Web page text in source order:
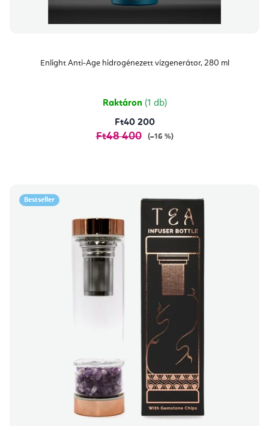
Enlight Anti-Age hidrogénezett vízgenerátor, 280 ml
Raktáron (1 db)
Ft40 200
Ft48 400 (–16 %)
Bestseller